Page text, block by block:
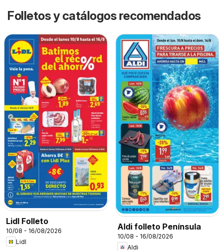
Folletos y catálogos recomendados
Lidl Folleto
10/08 - 16/08/2026
Lidl
Aldi folleto Península
10/08 - 16/08/2026
Aldi